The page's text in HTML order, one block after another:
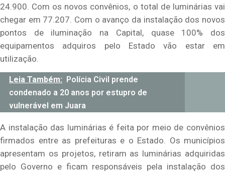
24.900. Com os novos convênios, o total de luminárias vai
chegar em 77.207. Com o avanço da instalação dos novos
pontos de iluminação na Capital, quase 100% dos
equipamentos adquiros pelo Estado vão estar em
utilização.
Leia Também:
Polícia Civil prende
condenado a 20 anos por estupro de
vulnerável em Juara
A instalação das luminárias é feita por meio de convênios
firmados entre as prefeituras e o Estado. Os municípios
apresentam os projetos, retiram as luminárias adquiridas
pelo Governo e ficam responsáveis pela instalação dos